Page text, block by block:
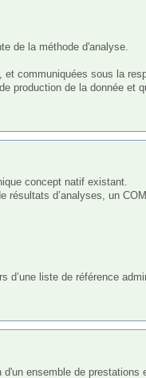
de la méthode d'analyse.
communiquées sous la
production de la donnée et
résultats d’analyses, un
liste de référence